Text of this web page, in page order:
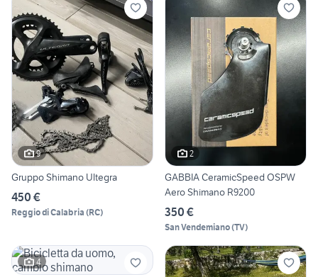
9
Gruppo Shimano Ultegra
450 €
Reggio di Calabria (RC)
2
GABBIA CeramicSpeed OSPW
Aero Shimano R9200
350 €
San Vendemiano(TV)
4